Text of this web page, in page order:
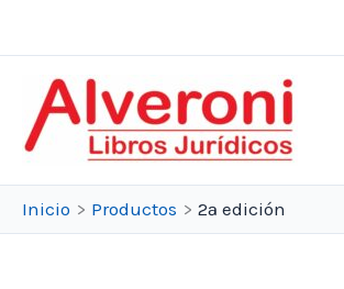
contenido
Inicio Productos 2ª edición